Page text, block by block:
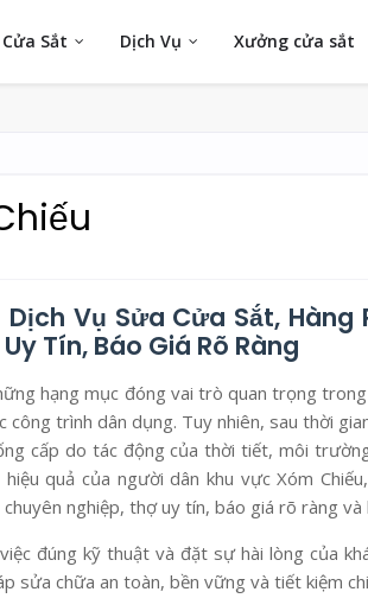
Cửa Sắt Dịch Vụ Xưởng cửa sắt
Vụ Sửa Cửa Sắt, Hàng
Tín, Báo Giá Rõ Ràng
hạng mục đóng vai trò quan trọng
công trình dân dụng. Tuy nhiên, sau thời
cấp do tác động của thời tiết, môi
quả của người dân khu vực Xóm
nghiệp, thợ uy tín, báo giá rõ ràng và
đúng kỹ thuật và đặt sự hài lòng của
sửa chữa an toàn, bền vững và tiết kiệm